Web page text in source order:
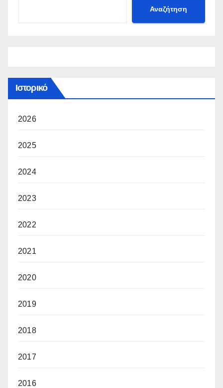
Αναζήτηση
Ιστορικό
2026
2025
2024
2023
2022
2021
2020
2019
2018
2017
2016